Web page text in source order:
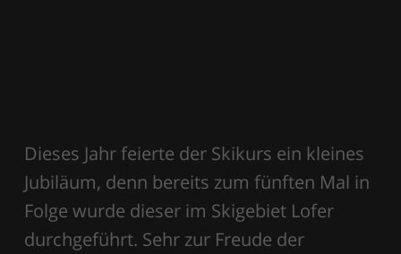
Dieses Jahr feierte der Skikurs ein kleines
Jubiläum, denn bereits zum fünften Mal in
Folge wurde dieser im Skigebiet Lofer
durchgeführt. Sehr zur Freude der